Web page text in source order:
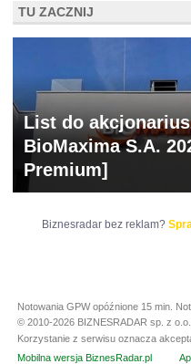
TU ZACZNIJ
List do
BioMaxima S.A.
Premium]
Biznesradar bez reklam?
Notowania GPW opóźnione 15 min.
© 2010-2026 BIZNESRADAR sp. z
Korzystanie z serwisu oznacza
Mobilna wersja BiznesRadar.pl